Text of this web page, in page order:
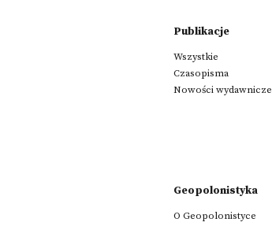
Publikacje
Wszystkie
Czasopisma
Nowości wydawnicze
Geopolonistyka
O Geopolonistyce